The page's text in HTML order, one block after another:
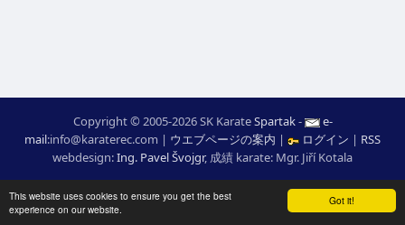
Got it!
This website uses cookies to ensure you get the best
experience on our website.
Copyright © 2005-2026 SK KarateSpartak-
e-
mail:moc.ceretarak@ofni | ウエブページの案内 | ログイン | RSS
webdesign:Ing. Pavel Švojgr, 成績 karate: Mgr. Jiří Kotala